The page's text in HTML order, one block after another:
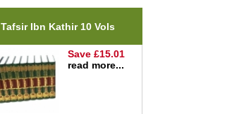
Tafsir Ibn Kathir 10 Vols
Save £15.01
read more...